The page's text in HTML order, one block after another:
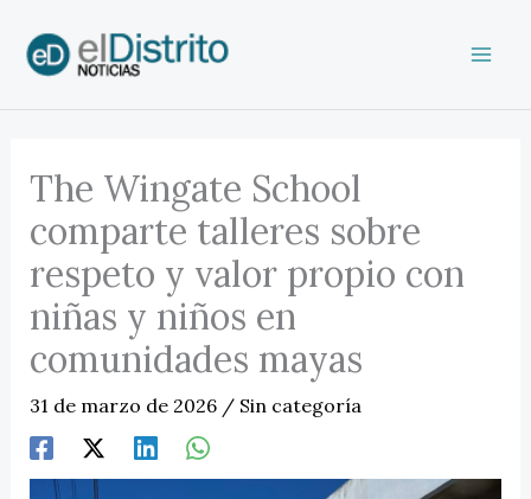
contenido
The Wingate School
comparte talleres sobre
respeto y valor propio con
niñas y niños en
comunidades mayas
31 de marzo de 2026 / Sin categoría